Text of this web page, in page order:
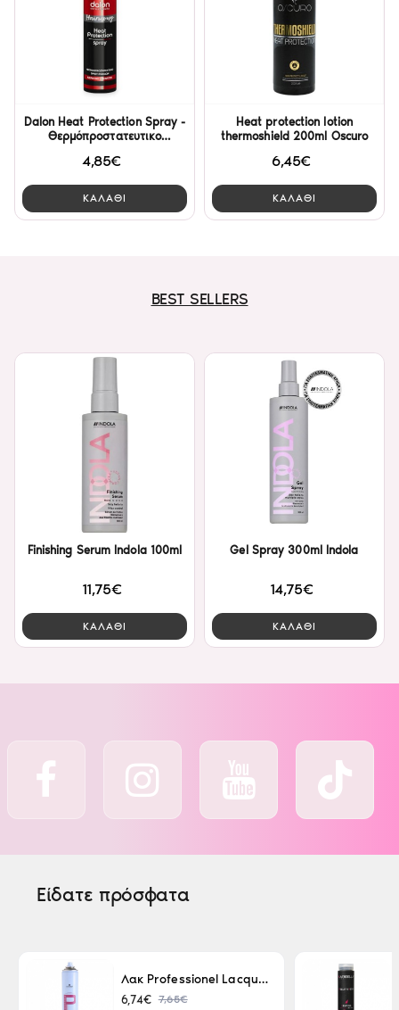
Dalon Heat Protection Spray -
Θερμόπροστατευτικο
4,85€
ΚΑΛΑΘΙ
Heat protection lotion
thermoshield 200ml Oscuro
6,45€
ΚΑΛΑΘΙ
BEST SELLERS
Finishing Serum Indola 100ml
11,75€
ΚΑΛΑΘΙ
Gel Spray 300ml Indola
14,75€
ΚΑΛΑΘΙ
Είδατε πρόσφατα
Λακ Professionel Lacque Super Strong 500ml
6,74€ 7,65€